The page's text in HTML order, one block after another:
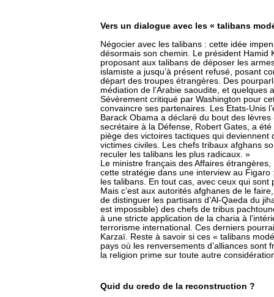
Vers un dialogue avec les « talibans
Négocier avec les talibans : cette idée
désormais son chemin. Le président Hamid
proposant aux talibans de déposer les
islamiste a jusqu’à présent refusé, posant
départ des troupes étrangères. Des
médiation de l’Arabie saoudite, et quelques
Sévèrement critiqué par Washington pour
convaincre ses partenaires. Les Etats-Unis
Barack Obama a déclaré du bout des
secrétaire à la Défense, Robert Gates, a
piège des victoires tactiques qui
victimes civiles. Les chefs tribaux afghans
reculer les talibans les plus radicaux. »
Le ministre français des Affaires étrangères,
cette stratégie dans une interview au Figaro
les talibans. En tout cas, avec ceux qui
Mais c’est aux autorités afghanes de le
de distinguer les partisans d’Al-Qaeda du
est impossible) des chefs de tribus
à une stricte application de la charia à
terrorisme international. Ces derniers
Karzaï. Reste à savoir si ces « talibans
pays où les renversements d’alliances sont
la religion prime sur toute autre
Quid du credo de la reconstruction ?